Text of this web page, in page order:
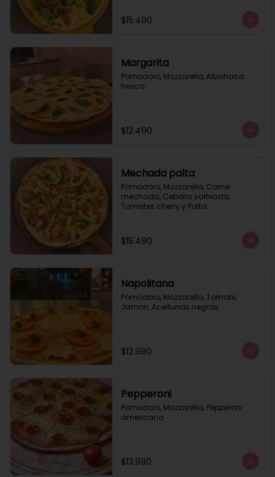
$15.490
Margarita
Pomodoro, Mozzarella, Albahaca
fresca
$12.490
Mechada palta
Pomodoro, Mozzarella, Carne
mechada, Cebolla salteada,
Tomates cherry y Palta.
$15.490
Napolitana
Pomodoro, Mozzarella, Tomate,
Jamon, Aceitunas negras.
$12.990
Pepperoni
Pomodoro, Mozzarella, Pepperoni
americano
$13.990